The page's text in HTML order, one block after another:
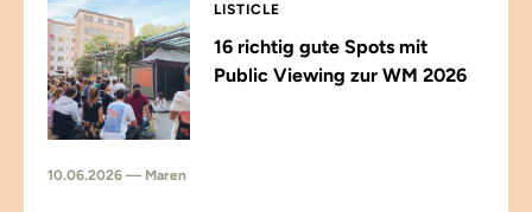
LISTICLE
16 richtig gute Spots mit
Public Viewing zur WM 2026
10.06.2026 — Maren